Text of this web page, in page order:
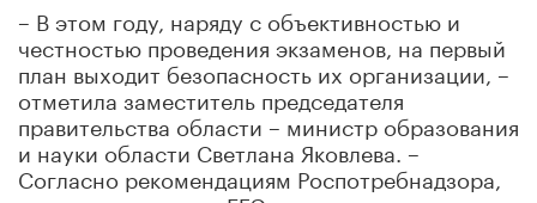
– В этом году, наряду с объективностью и
честностью проведения экзаменов, на первый
план выходит безопасность их организации, –
отметила заместитель председателя
правительства области – министр образования
и науки области Светлана Яковлева. –
Согласно рекомендациям Роспотребнадзора,